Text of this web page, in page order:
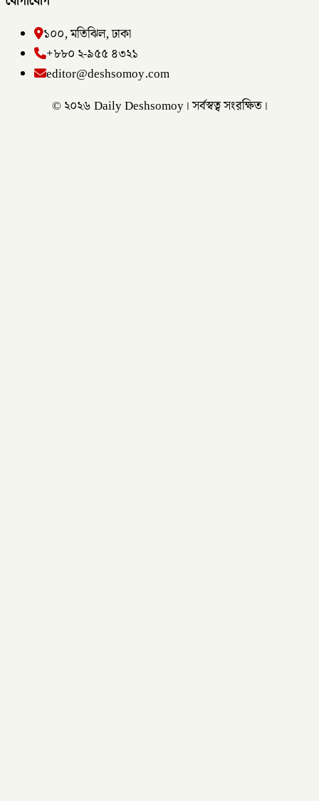
১০০, মতিঝিল, ঢাকা
+৮৮০ ২-৯৫৫ ৪৩২১
editor@deshsomoy.com
© ২০২৬ Daily Deshsomoy। সর্বস্বত্ব সংরক্ষিত।